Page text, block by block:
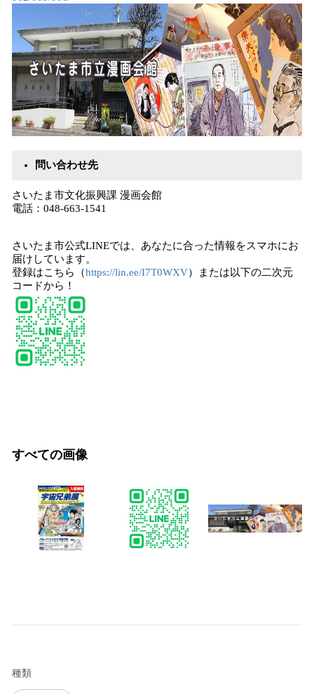
問い合わせ先
さいたま市文化振興課 漫画会館
電話：048-663-1541
さいたま市公式LINEでは、あなたに合った情報をスマホにお
届けしています。
登録はこちら（https://lin.ee/I7T0WXV）または以下の⼆次元
コードから！
すべての画像
種類